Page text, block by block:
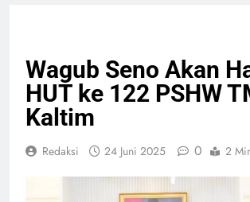
Wagub Seno Akan
HUT ke 122 PSHW
Kaltim
Redaksi 24 Juni 2025 0 2